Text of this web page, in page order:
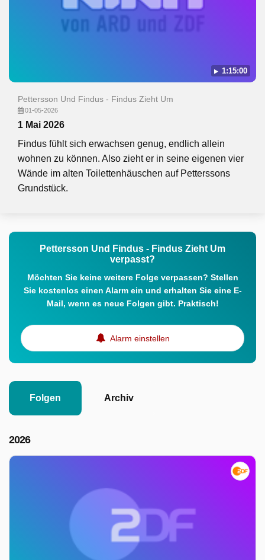
1:15:00
Pettersson Und Findus - Findus Zieht Um
01-05-2026
1 Mai 2026
Findus fühlt sich erwachsen genug, endlich allein
wohnen zu können. Also zieht er in seine eigenen vier
Wände im alten Toilettenhäuschen auf Petterssons
Grundstück.
Pettersson Und Findus - Findus Zieht Um
verpasst?
Möchten Sie keine weitere Folge verpassen? Stellen
Sie kostenlos einen Alarm ein und erhalten Sie eine E-
Mail, wenn es neue Folgen gibt. Praktisch!
Alarm einstellen
Folgen Archiv
2026